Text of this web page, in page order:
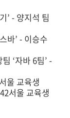
’ - 양지석 팀
바’ - 이승수
‘자바 6팀’ -
울 교육생
서울 교육생